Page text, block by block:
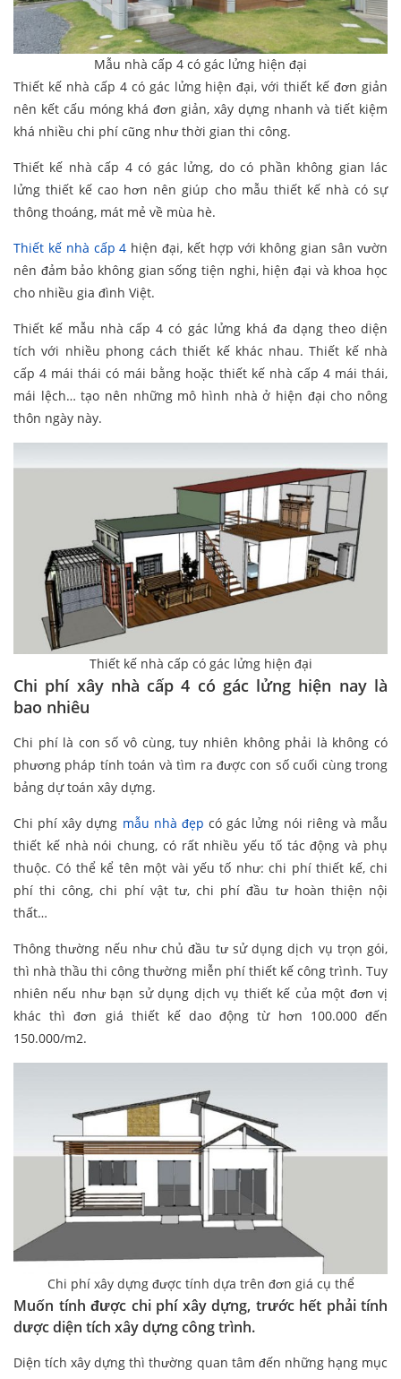
Mẫu nhà cấp 4 có gác lửng hiện đại
Thiết kế nhà cấp 4 có gác lửng hiện đại, với thiết kế đơn giản
nên kết cấu móng khá đơn giản, xây dựng nhanh và tiết kiệm
khá nhiều chi phí cũng như thời gian thi công.
Thiết kế nhà cấp 4 có gác lửng, do có phần không gian lác
lửng thiết kế cao hơn nên giúp cho mẫu thiết kế nhà có sự
thông thoáng, mát mẻ về mùa hè.
Thiết kế nhà cấp 4 hiện đại, kết hợp với không gian sân vườn
nên đảm bảo không gian sống tiện nghi, hiện đại và khoa học
cho nhiều gia đình Việt.
Thiết kế mẫu nhà cấp 4 có gác lửng khá đa dạng theo diện
tích với nhiều phong cách thiết kế khác nhau. Thiết kế nhà
cấp 4 mái thái có mái bằng hoặc thiết kế nhà cấp 4 mái thái,
mái lệch… tạo nên những mô hình nhà ở hiện đại cho nông
thôn ngày này.
Thiết kế nhà cấp có gác lửng hiện đại
Chi phí xây nhà cấp 4 có gác lửng hiện nay là
bao nhiêu
Chi phí là con số vô cùng, tuy nhiên không phải là không có
phương pháp tính toán và tìm ra được con số cuối cùng trong
bảng dự toán xây dựng.
Chi phí xây dựng mẫu nhà đẹp có gác lửng nói riêng và mẫu
thiết kế nhà nói chung, có rất nhiều yếu tố tác động và phụ
thuộc. Có thể kể tên một vài yếu tố như: chi phí thiết kế, chi
phí thi công, chi phí vật tư, chi phí đầu tư hoàn thiện nội
thất…
Thông thường nếu như chủ đầu tư sử dụng dịch vụ trọn gói,
thì nhà thầu thi công thường miễn phí thiết kế công trình. Tuy
nhiên nếu như bạn sử dụng dịch vụ thiết kế của một đơn vị
khác thì đơn giá thiết kế dao động từ hơn 100.000 đến
150.000/m2.
Chi phí xây dựng được tính dựa trên đơn giá cụ thể
Muốn tính được chi phí xây dựng, trước hết phải tính
dược diện tích xây dựng công trình.
Diện tích xây dựng thì thường quan tâm đến những hạng mục